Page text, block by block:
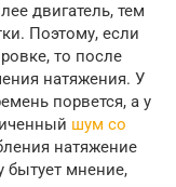
двигатель, тем
Поэтому, если
то после
натяжения. У
порвется, а у
шум со
натяжение
бытует мнение,